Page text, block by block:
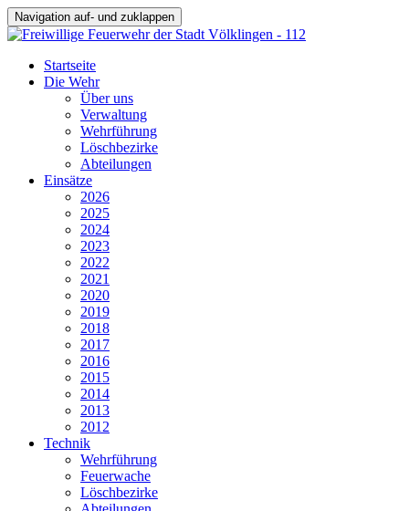
Navigation auf- und zuklappen
Startseite
Die Wehr
Über uns
Verwaltung
Wehrführung
Löschbezirke
Abteilungen
Einsätze
2026
2025
2024
2023
2022
2021
2020
2019
2018
2017
2016
2015
2014
2013
2012
Technik
Wehrführung
Feuerwache
Löschbezirke